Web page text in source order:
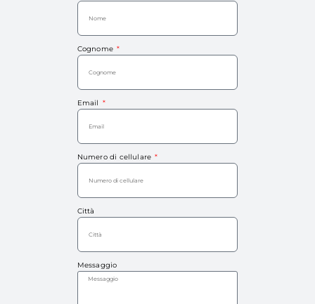
Cognome
Email
Numero di cellulare
Città
Messaggio